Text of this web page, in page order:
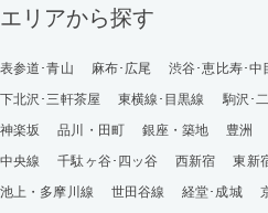
エリアから探す
表参道･青山 麻布･広尾 渋谷･恵比寿･中
下北沢･三軒茶屋
東横線･目黒線 駒沢･
神楽坂
品川・田町 銀座・築地 豊洲
中央線
千駄ヶ谷･四ッ谷 西新宿 東新
池上・多摩川線
世田谷線 経堂･成城